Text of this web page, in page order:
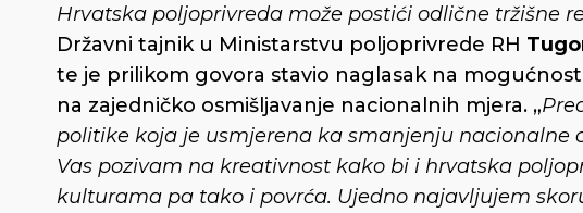
Hrvatska poljoprivreda može postići odlične tržišne
Državni tajnik u Ministarstvu poljoprivrede RH
te je prilikom govora stavio naglasak na
na zajedničko osmišljavanje nacionalnih mjera. „
politike koja je usmjerena ka smanjenju nacionalne
Vas pozivam na kreativnost kako bi i hrvatska
kulturama pa tako i povrća. Ujedno najavljujem